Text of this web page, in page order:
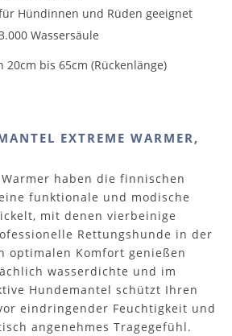
Hündinnen und Rüden geeignet
Wassersäule
20cm bis 65cm (Rückenlänge)
EXTREME WARMER,
haben die finnischen
funktionale und modische
mit denen vierbeinige
Rettungshunde in der
optimalen Komfort genießen
wasserdichte und im
Hundemantel schützt Ihren
eindringender Feuchtigkeit und
angenehmes Tragegefühl.